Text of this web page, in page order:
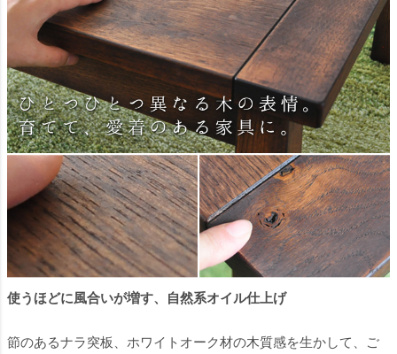
使うほどに風合いが増す、自然系オイル仕上げ
節のあるナラ突板、ホワイトオーク材の木質感を生かして、ご